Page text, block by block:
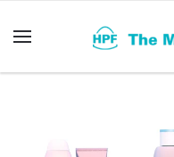
Skip to main content